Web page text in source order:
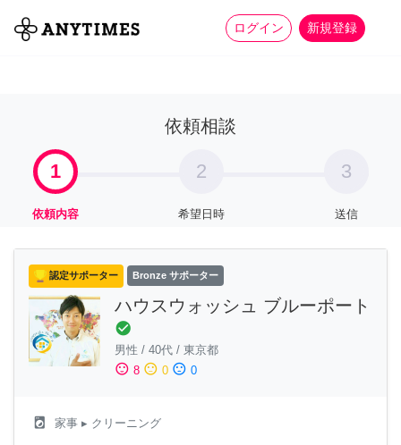
ログイン 新規登録
全て 家事 more_horiz
依頼相談
1
依頼内容
2
希望日時
3
送信
認定サポーター Bronze サポーター
ハウスウォッシュ ブルーポート
check_circle
男性 / 40代 / 東京都
sentiment_satisfied 8 sentiment_neutral 0 sentiment_dissatisfied 0
local_laundry_service 家事 ▸ クリーニング